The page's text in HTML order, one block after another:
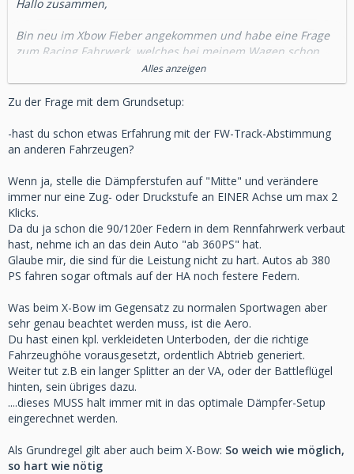
Hallo zusammen,
Bin neu im Xbow Fieber angekommen und habe eine Frage
zum Racing Fahrwerk, welches bei meinem Wagen schon
Wo bekomme ich ein gutes Grundsetup her?
Die Federn sind mit 90nm vorn und 120 hinten sehr straff,
daher gehe ich davon aus, dass man abseits der
Rundstrecke ein recht weiche Konfiguration fahren wird.
Leider hab es keine Dokumente zum Fahrwerk, daher frage
ich die Spezis hier einmal vorsichtig:)
Danke
...................................................................................................
Gute Strategie:))
Ich bin meist unterwegs:
-Lausitzring
-NOS
-Bilster Berg
-Oschersleben
-Sachsenring
-Groß-Dölln
-Most
Alles anzeigen
Zu der Frage mit dem Grundsetup:
-hast du schon etwas Erfahrung mit der FW-Track-Abstimmung
an anderen Fahrzeugen?
Wenn ja, stelle die Dämpferstufen auf "Mitte" und verändere
immer nur eine Zug- oder Druckstufe an EINER Achse um max 2
Klicks.
Da du ja schon die 90/120er Federn in dem Rennfahrwerk verbaut
hast, nehme ich an das dein Auto "ab 360PS" hat.
Glaube mir, die sind für die Leistung nicht zu hart. Autos ab 380
PS fahren sogar oftmals auf der HA noch festere Federn.
Was beim X-Bow im Gegensatz zu normalen Sportwagen aber
sehr genau beachtet werden muss, ist die Aero.
Du hast einen kpl. verkleideten Unterboden, der die richtige
Fahrzeughöhe vorausgesetzt, ordentlich Abtrieb generiert.
Weiter tut z.B ein langer Splitter an der VA, oder der Battleflügel
hinten, sein übriges dazu.
....dieses MUSS halt immer mit in das optimale Dämpfer-Setup
eingerechnet werden.
Als Grundregel gilt aber auch beim X-Bow: So weich wie möglich,
so hart wie nötig